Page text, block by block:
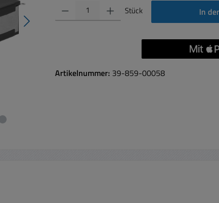
Produkt Anzahl: Gib den gewünschten Wert ein oder
Stück In
Artikelnummer: 39-859-00058